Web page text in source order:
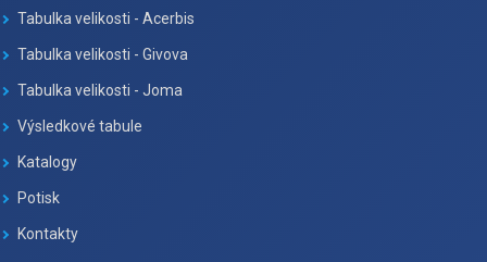
Tabulka velikosti - Acerbis
Tabulka velikosti - Givova
Tabulka velikosti - Joma
Výsledkové tabule
Katalogy
Potisk
Kontakty